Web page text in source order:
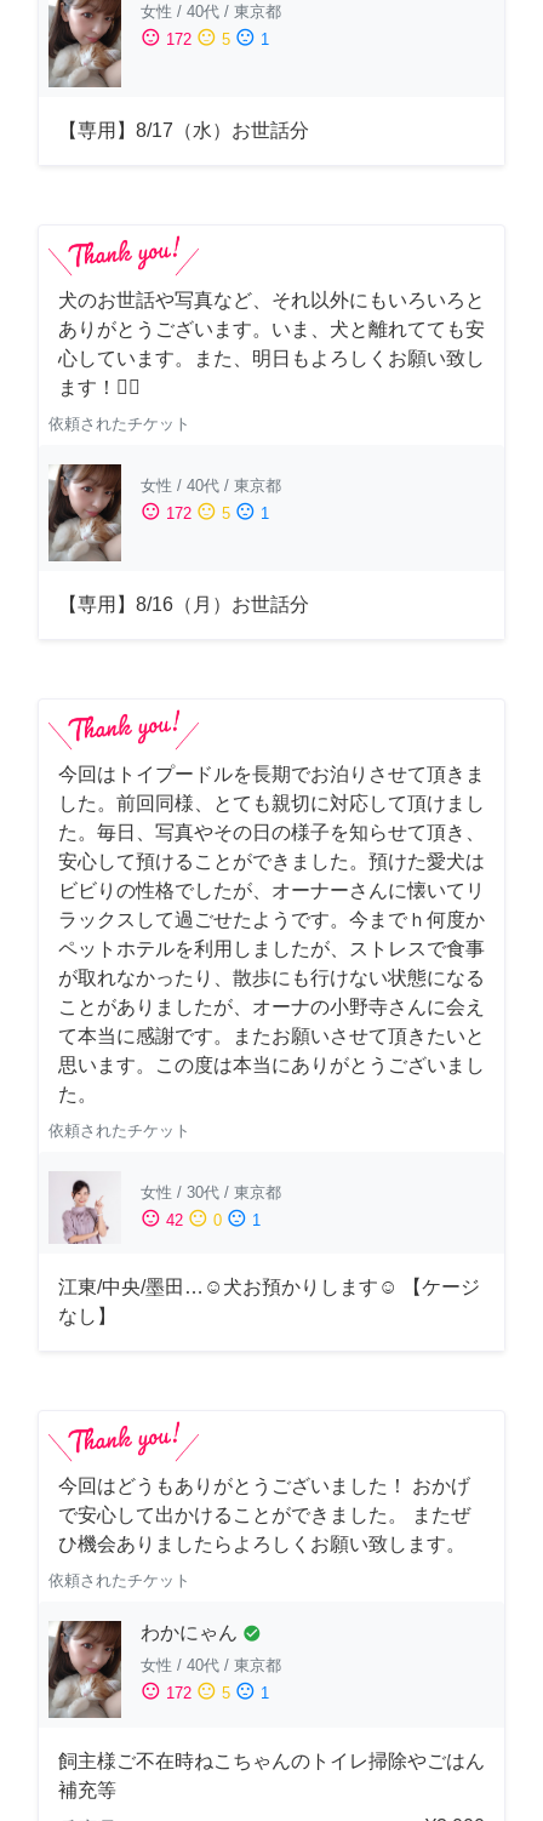
女性 / 40代 / 東京都
sentiment_satisfied 172 sentiment_neutral 5 sentiment_dissatisfied 1
【専用】8/17（水）お世話分
犬のお世話や写真など、それ以外にもいろいろと
ありがとうございます。いま、犬と離れてても安
心しています。また、明日もよろしくお願い致し
ます！🙇‍♂️
依頼されたチケット
女性 / 40代 / 東京都
sentiment_satisfied 172 sentiment_neutral 5 sentiment_dissatisfied 1
【専用】8/16（月）お世話分
今回はトイプードルを長期でお泊りさせて頂きま
した。前回同様、とても親切に対応して頂けまし
た。毎日、写真やその日の様子を知らせて頂き、
安心して預けることができました。預けた愛犬は
ビビりの性格でしたが、オーナーさんに懐いてリ
ラックスして過ごせたようです。今までｈ何度か
ペットホテルを利用しましたが、ストレスで食事
が取れなかったり、散歩にも行けない状態になる
ことがありましたが、オーナの小野寺さんに会え
て本当に感謝です。またお願いさせて頂きたいと
思います。この度は本当にありがとうございまし
た。
依頼されたチケット
女性 / 30代 / 東京都
sentiment_satisfied 42 sentiment_neutral 0 sentiment_dissatisfied 1
江東/中央/墨田…☺︎犬お預かりします☺︎ 【ケージ
なし】
今回はどうもありがとうございました！ おかげ
で安心して出かけることができました。 またぜ
ひ機会ありましたらよろしくお願い致します。
依頼されたチケット
わかにゃん check_circle
女性 / 40代 / 東京都
sentiment_satisfied 172 sentiment_neutral 5 sentiment_dissatisfied 1
飼主様ご不在時ねこちゃんのトイレ掃除やごはん
補充等